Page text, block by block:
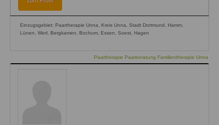
Einzugsgebiet: Paartherapie Unna, Kreis Unna, Stadt Dortmund, Hamm,
Lünen, Werl, Bergkamen, Bochum, Essen, Soest, Hagen
Paartherapie Paarberatung Familientherapie Unna